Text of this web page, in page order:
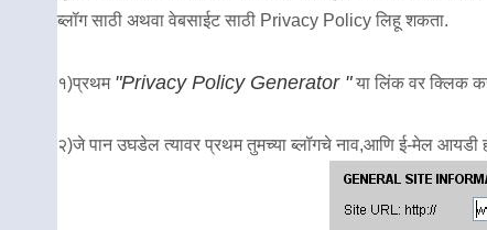
ब्लॉग साठी अथवा वेबसाईट साठी Privacy Policy लिहू शकता.
१)प्रथम "Privacy Policy Generator "या लिंक वर क्लिक
२)जे पान उघडेल त्यावर प्रथम तुमच्या ब्लॉगचे नाव,आणि ई-मेल आयडी ही